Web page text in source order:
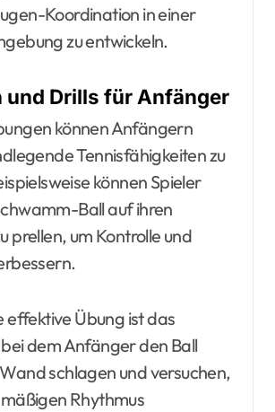
Koordination in einer
zu entwickeln.
und Drills für Anfänger
können Anfängern
Tennisfähigkeiten zu
können Spieler
Ball auf ihren
prellen, um Kontrolle und
effektive Übung ist das
dem Anfänger den Ball
schlagen und versuchen,
Rhythmus